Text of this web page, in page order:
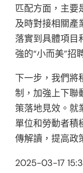
匹配方面，主要
及時對接相關產
落實到具體項目
強的“小而美”招
下一步，我們將
制，加強上下聯
策落地見效。就
單位和勞動者積
傳解讀，提高政
2025-03-17